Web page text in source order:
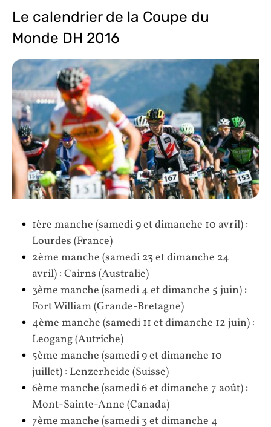
Le calendrier de la Coupe du
Monde DH 2016
1ère manche (samedi 9 et dimanche 10 avril) :
Lourdes (France)
2ème manche (samedi 23 et dimanche 24
avril) : Cairns (Australie)
3ème manche (samedi 4 et dimanche 5 juin) :
Fort William (Grande-Bretagne)
4ème manche (samedi 11 et dimanche 12 juin) :
Leogang (Autriche)
5ème manche (samedi 9 et dimanche 10
juillet) : Lenzerheide (Suisse)
6ème manche (samedi 6 et dimanche 7 août) :
Mont-Sainte-Anne (Canada)
7ème manche (samedi 3 et dimanche 4